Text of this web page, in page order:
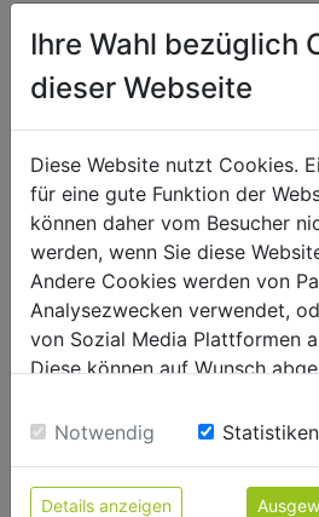
CATÁLOGO ZIPPER
En el catálogo de Zipper
nuestra gama completa
con una descripción
SOLICITE
¿LE INTERESA
NUESTROS
Ihre Wahl bezüglich
dieser Webseite
Diese Website nutzt Cookies.
für eine gute Funktion der
können daher vom Besucher
werden, wenn Sie diese
Andere Cookies werden von
Analysezwecken verwendet,
von Sozial Media Plattformen
Diese können auf Wunsch
Einwilligung zu unseren Cookies.
Notwendig Statistiken
Details anzeigen